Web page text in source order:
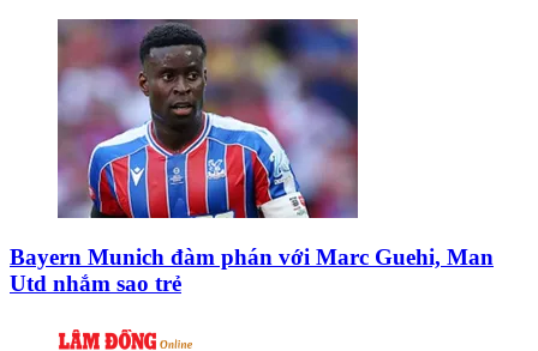
Bayern Munich đàm phán với Marc Guehi, Man
Utd nhắm sao trẻ